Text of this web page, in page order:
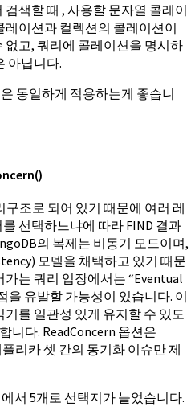
색할 때 , 사용할 문자열 콜레이
이션과 컬렉션의 콜레이션이
없고, 쿼리에 콜레이션을 명시하
아닙니다.
동일하게 적용하는게 좋습니
조로 되어 있기 때문에 여러 레
선택하느냐에 따라 FIND 결과
의 복제는 비동기 모드이며,
모델을 채택하고 있기 때문
는 쿼리 입장에서는 “Eventual
을 유발할 가능성이 있습니다. 이
를 일관성 있게 유지할 수 있도
니다. ReadConcern 옵션은
리카 셋 간의 동기화 이슈만 제
서 5개로 선택지가 늘었습니다.